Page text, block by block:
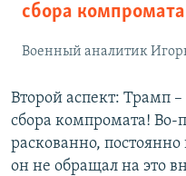
сбора компромата
Военный аналитик
Второй аспект: Трамп
сбора компромата! Во-
раскованно, постоянно
он не обращал на это